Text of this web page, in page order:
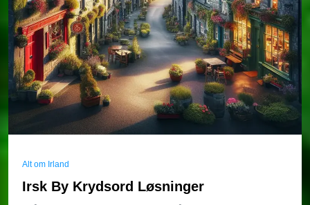
Alt om Irland
Irsk By Krydsord Løsninger